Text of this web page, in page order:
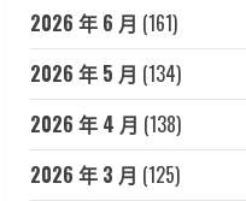
2026 年 6 月 (161)
2026 年 5 月 (134)
2026 年 4 月 (138)
2026 年 3 月 (125)